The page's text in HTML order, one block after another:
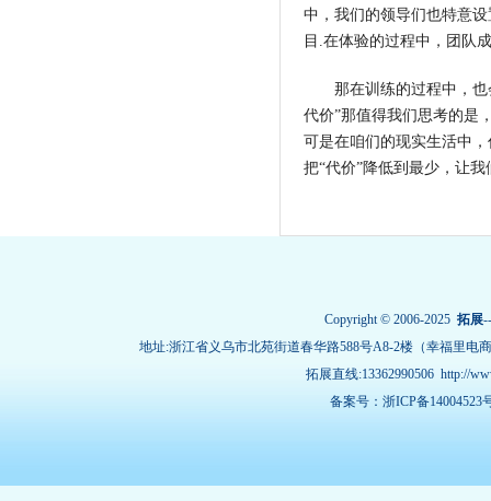
中，我们的领导们也特意
目.在体验的过程中，团队
那在训练的过程中，也
代价”那值得我们思考的是
可是在咱们的现实生活中
把“代价”降低到最少，让
Copyright © 2006-2025 拓展--
地址:浙江省义乌市北苑街道春华路588号A8-2楼（幸福里电
拓展直线:13362990506http://
备案号：浙ICP备